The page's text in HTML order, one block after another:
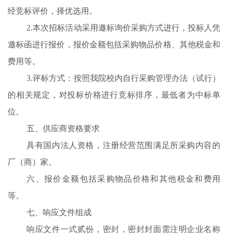
经竞标评价，择优选用。
2.本次招标活动采用邀标询价采购方式进行，投标人凭
邀标函进行报价，报价金额包括采购物品价格、其他税金和
费用等。
3.评标方式：按照我院校内自行采购管理办法（试行）
的相关规定，对投标价格进行竞标排序，最低者为中标单
位。
五 、供应商资格要求
具有国内法人资格，注册经营范围满足所采购内容的
厂（商）家。
六、报价金额包括采购物品价格和其他税金和费用
等。
七 、响应文件组成
响应文件一式贰份，密封，密封封面需注明企业名称